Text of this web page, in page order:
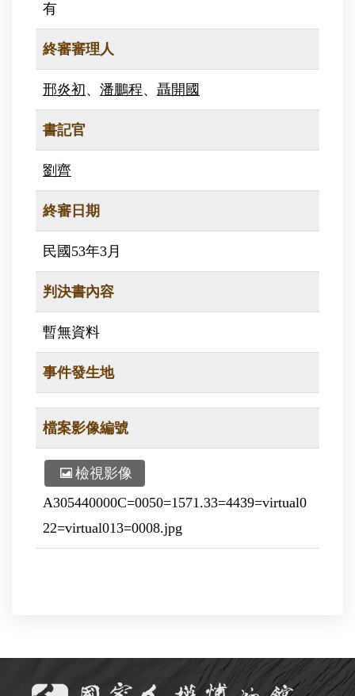
有
終審審理人
邢炎初 、 潘鵬程、 聶開國
書記官
劉齊
終審日期
民國53年3月
判決書內容
暫無資料
事件發生地
檔案影像編號
檢視影像
A305440000C=0050=1571.33=4439=virtual0
22=virtual013=0008.jpg